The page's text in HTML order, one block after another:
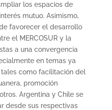
los espacios de
mutuo. Asimismo,
favorecer el desarrollo
el MERCOSUR y la
a una convergencia
en temas ya
como facilitación del
promoción
Argentina y Chile se
desde sus respectivas